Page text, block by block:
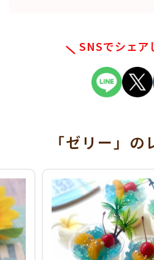
SNSでシェア
「ゼリー」 の